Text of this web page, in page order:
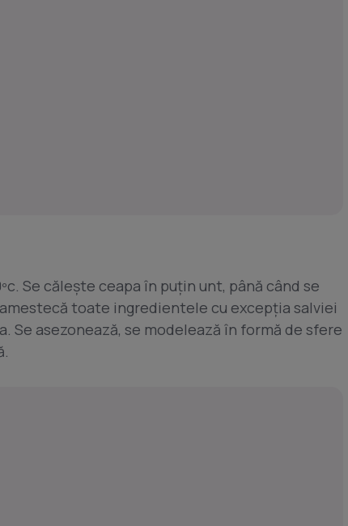
Se căleşte ceapa în puţin unt, până când se
toate ingredientele cu excepţia salviei
Se asezonează, se modelează în formă de sfere